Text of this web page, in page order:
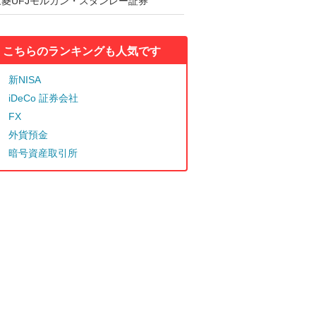
こちらのランキングも人気です
新NISA
iDeCo 証券会社
FX
外貨預金
暗号資産取引所